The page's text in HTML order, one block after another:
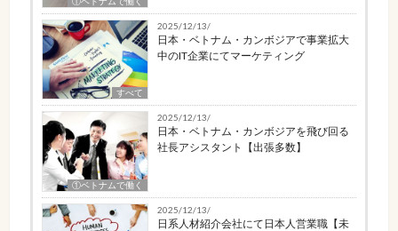
すべて
2025/12/13/
日本・ベトナム・カンボジアで事業拡大
中のIT企業にてマーケティング
①ベトナムで働く
2025/12/13/
日本・ベトナム・カンボジアを飛び回る
社長アシスタント【出張多数】
2025/12/13/
日系人材紹介会社にて日本人営業職【未